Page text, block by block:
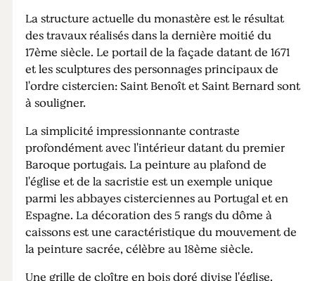
La structure actuelle du monastère est le résultat
des travaux réalisés dans la dernière moitié du
17ème siècle. Le portail de la façade datant de 1671
et les sculptures des personnages principaux de
l'ordre cistercien: Saint Benoît et Saint Bernard sont
à souligner.
La simplicité impressionnante contraste
profondément avec l'intérieur datant du premier
Baroque portugais. La peinture au plafond de
l'église et de la sacristie est un exemple unique
parmi les abbayes cisterciennes au Portugal et en
Espagne. La décoration des 5 rangs du dôme à
caissons est une caractéristique du mouvement de
la peinture sacrée, célèbre au 18ème siècle.
Une grille de cloître en bois doré divise l'église.